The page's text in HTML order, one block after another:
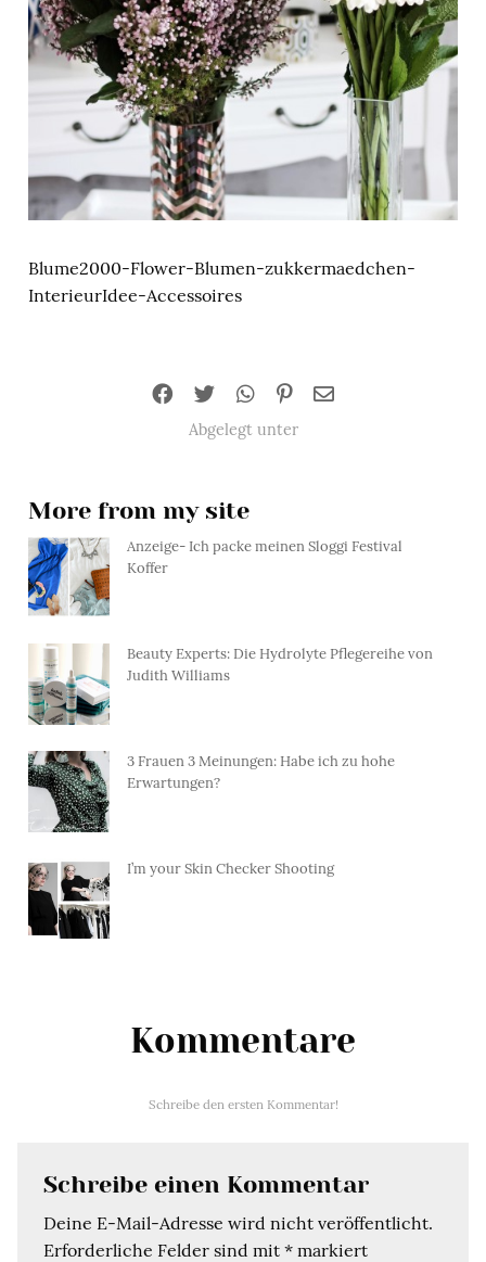
Blume2000-Flower-Blumen-zukkermaedchen-
InterieurIdee-Accessoires
Abgelegt unter
More from my site
Anzeige- Ich packe meinen Sloggi Festival
Koffer
Beauty Experts: Die Hydrolyte Pflegereihe von
Judith Williams
3 Frauen 3 Meinungen: Habe ich zu hohe
Erwartungen?
I’m your Skin Checker Shooting
Kommentare
Schreibe den ersten Kommentar!
Schreibe einen Kommentar
Deine E-Mail-Adresse wird nicht veröffentlicht.
Erforderliche Felder sind mit * markiert